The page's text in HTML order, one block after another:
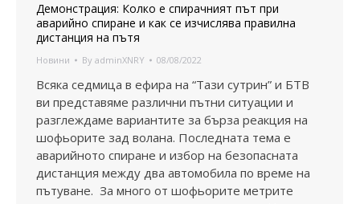
Демонстрация: Колко е спирачният път при
аварийно спиране и как се изчислява правилна
дистанция на пътя
Новини By adminXNRY 08/08/2022
Всяка седмица в ефира на “Тази сутрин” и БТВ
ви представяме различни пътни ситуации и
разглеждаме вариантите за бърза реакция на
шофьорите зад волана. Последната тема е
аварийното спиране и избор на безопасната
дистанция между два автомобила по време на
пътуване. За много от шофьорите метрите